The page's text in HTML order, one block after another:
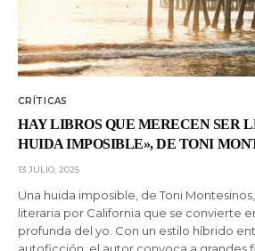
CRÍTICAS
HAY LIBROS QUE MERECEN SER
HUIDA IMPOSIBLE», DE TONI
13 JULIO, 2025
Una huida imposible, de Toni
literaria por California que se convierte
profunda del yo. Con un estilo híbrido